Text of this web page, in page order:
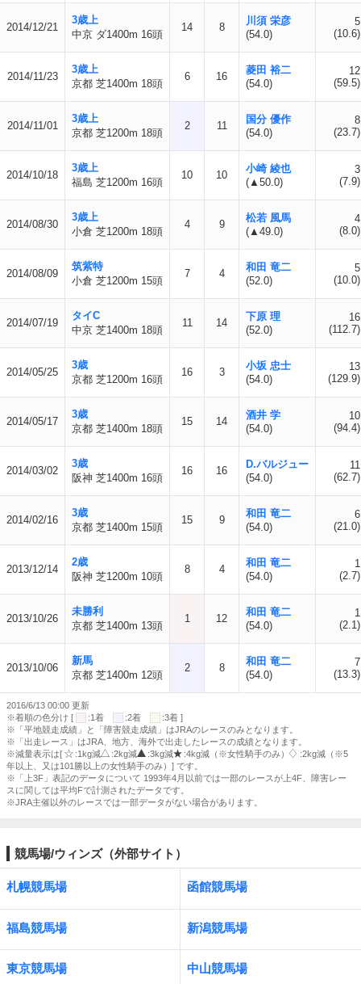
2014/12/21
3歳上
中京 ダ1400m 16頭
14 8
川須 栄彦
(54.0)
5
(10.6)
2014/11/23
3歳上
京都 芝1400m 18頭
6 16
菱田 裕二
(54.0)
12
(59.5)
2014/11/01
3歳上
京都 芝1200m 18頭
2 11
国分 優作
(54.0)
8
(23.7)
2014/10/18
3歳上
福島 芝1200m 16頭
10 10
小崎 綾也
(▲50.0)
3
(7.9)
2014/08/30
3歳上
小倉 芝1200m 18頭
4 9
松若 風馬
(▲49.0)
4
(8.0)
2014/08/09
筑紫特
小倉 芝1200m 15頭
7 4
和田 竜二
(52.0)
5
(10.0)
2014/07/19
タイC
中京 芝1400m 18頭
11 14
下原 理
(52.0)
16
(112.7)
2014/05/25
3歳
京都 芝1200m 16頭
16 3
小坂 忠士
(54.0)
13
(129.9)
2014/05/17
3歳
京都 芝1400m 18頭
15 14
酒井 学
(54.0)
10
(94.4)
2014/03/02
3歳
阪神 芝1400m 16頭
16 16
D.バルジュー
(54.0)
11
(62.7)
2014/02/16
3歳
京都 芝1400m 15頭
15 9
和田 竜二
(54.0)
6
(21.0)
2013/12/14
2歳
阪神 芝1200m 10頭
8 4
和田 竜二
(54.0)
1
(2.7)
2013/10/26
未勝利
京都 芝1400m 13頭
1 12
和田 竜二
(54.0)
1
(2.1)
2013/10/06
新馬
京都 芝1400m 12頭
2 8
和田 竜二
(54.0)
7
(13.3)
2016/6/13 00:00 更新
※着順の色分け [
:1着 :2着
:3着 ]
※「平地競走成績」と「障害競走成績」はJRAのレースのみとなります。
※「出走レース」はJRA、地方、海外で出走したレースの成績となります。
※減量表示は[
:1kg減 :2kg減 :3kg減 :4kg減（※女性騎手のみ）
:2kg減（※5
年以上、又は101勝以上の女性騎手のみ）] です。
※「上3F」表記のデータについて 1993年4月以前では一部のレースが上4F、障害レー
スに関しては平均Fで計測されたデータです。
※JRA主催以外のレースでは一部データがない場合があります。
競馬場/ウィンズ（外部サイト）
札幌競馬場 函館競馬場
福島競馬場 新潟競馬場
東京競馬場 中山競馬場